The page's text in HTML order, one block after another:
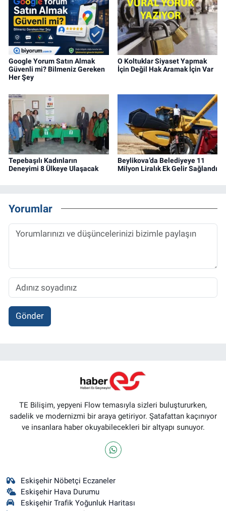
Google Yorum Satın Almak
Güvenli mi? Bilmeniz Gereken
Her Şey
O Koltuklar Siyaset Yapmak
İçin Değil Hak Aramak İçin Var
Tepebaşılı Kadınların
Deneyimi 8 Ülkeye Ulaşacak
Beylikova’da Belediyeye 11
Milyon Liralık Ek Gelir Sağlandı
Yorumlar
Gönder
TE Bilişim, yepyeni Flow temasıyla sizleri buluştururken,
sadelik ve modernizmi bir araya getiriyor. Şatafattan kaçınıyor
ve insanlara haber okuyabilecekleri bir altyapı sunuyor.
Eskişehir Nöbetçi Eczaneler
Eskişehir Hava Durumu
Eskişehir Trafik Yoğunluk Haritası